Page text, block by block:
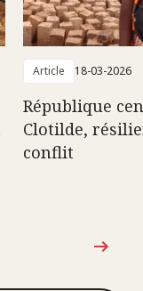
Article 18-03-2026
République
Clotilde,
conflit